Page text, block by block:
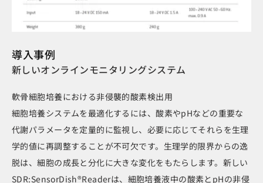
導入事例
新しいオンラインモニタリングシステム
軟骨細胞培養における非侵襲的酸素検出用
細胞培養システムを最適化するには、酸素やpHなどの重要な
代謝パラメータを定量的に監視し、必要に応じてそれらを生理
学的値に再調整することが不可欠です。生理学的限界からの逸
脱は、細胞の成長と分化に大きな変化をもたらします。新しい
SDR:SensorDish®Readerは、細胞培養液中の酸素とpHの非侵